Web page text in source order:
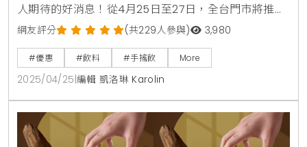
人期待的好消息！從4月25日至27日，全台門市將推出
限時三天的「美口回甘 瓶瓶金喜」雙波活動，讓你在品
味高山金萱茶的同時，享受超值優惠。這款高人氣的金
萱茶以其清香回甘的特點，成為了許多茶友的必點選
擇，無論是炎熱的午後還是悠閒的早晨，都是一杯清新
又無負擔的好茶。這次活動中，購買金萱杯裝的朋友
們，將能免費升級為美口瓶裝，讓你隨時隨地都能享受
網友評分 (共229人參與) 3,980
#優惠 #飲料 #手搖飲 More
2025/04/25 編輯 凱洛琳 Karolin